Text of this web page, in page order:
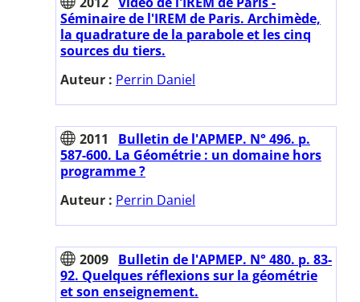
Séminaire de l'IREM de Paris. Archimède,
la quadrature de la parabole et les cinq
sources du tiers.
Auteur : Perrin Daniel
2011
Bulletin de l'APMEP. N° 496. p.
587-600. La Géométrie : un domaine hors
programme ?
Auteur : Perrin Daniel
2009 Bulletin de l'APMEP. N° 480. p. 83-
92. Quelques réflexions sur la géométrie
et son enseignement.